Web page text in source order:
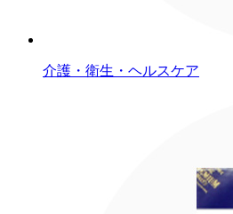
介護・衛生・ヘルスケア